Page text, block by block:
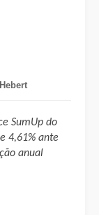
SumUp do
4,61% ante
anual